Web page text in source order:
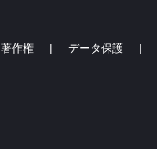
著作権 | データ保護 |